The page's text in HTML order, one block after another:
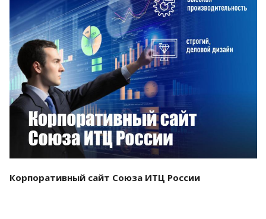
Смотреть проект
Корпоративный сайт Союза ИТЦ России